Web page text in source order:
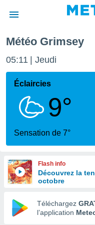
de
en
Météo Grimsey
05:11 Jeudi
Éclaircies
9°
Sensation de 7°
Flash info
Découvrez la
octobre
Téléchargez
l’application